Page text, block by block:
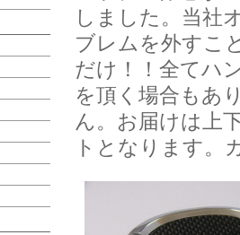
しました。当社
ブレムを外すこ
だけ！！全てハ
を頂く場合もあ
ん。お届けは上
トとなります。